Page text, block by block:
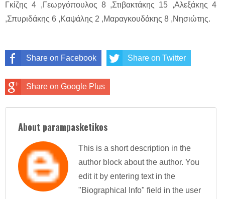
Γκίζης 4 ,Γεωργόπουλος 8 ,Στιβακτάκης 15 ,Αλεξάκης 4
,Σπυριδάκης 6 ,Καψάλης 2 ,Μαραγκουδάκης 8 ,Νησιώτης.
Share on Facebook Share on Twitter
Share on Google Plus
About parampasketikos
This is a short description in the
author block about the author. You
edit it by entering text in the
"Biographical Info" field in the user